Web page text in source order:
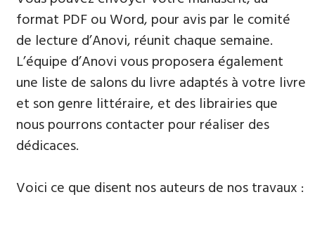
format PDF ou Word, pour avis par le comité
de lecture d’Anovi, réunit chaque semaine.
L’équipe d’Anovi vous proposera également
une liste de salons du livre adaptés à votre livre
et son genre littéraire, et des librairies que
nous pourrons contacter pour réaliser des
dédicaces.
Voici ce que disent nos auteurs de nos travaux :